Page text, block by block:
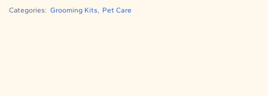
Categories: Grooming Kits, Pet Care